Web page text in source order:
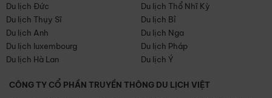
Du lịch Đức
Du lịch Thổ Nhĩ Kỳ
Du lịch Thụy Sĩ
Du lịch Bỉ
Du lịch Anh
Du lịch Nga
Du lịch luxembourg
Du lịch Pháp
Du lịch Hà Lan
Du lịch Ý
CÔNG TY CỔ PHẦN TRUYỀN THÔNG DU LỊCH VIỆT